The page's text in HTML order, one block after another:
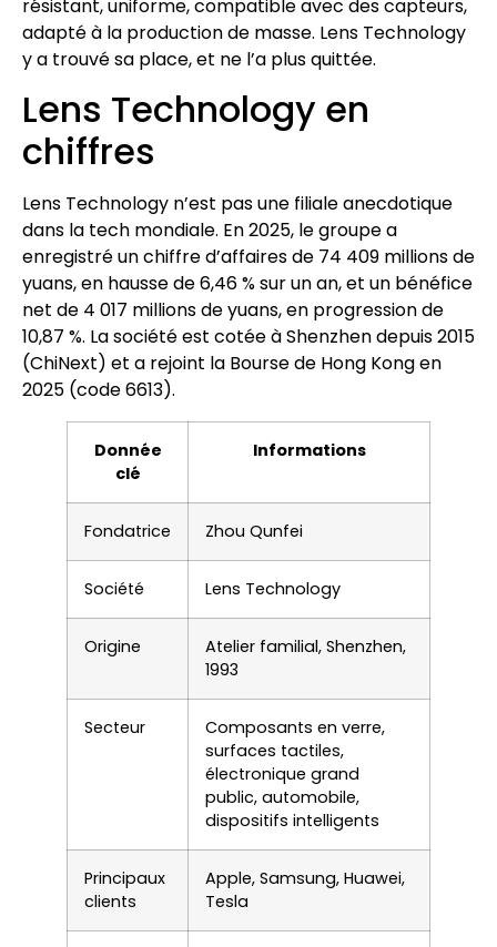
résistant, uniforme, compatible avec des capteurs,
adapté à la production de masse. Lens Technology
y a trouvé sa place, et ne l’a plus quittée.
Lens Technology en
chiffres
Lens Technology n’est pas une filiale anecdotique
dans la tech mondiale. En 2025, le groupe a
enregistré un chiffre d’affaires de 74 409 millions de
yuans, en hausse de 6,46 % sur un an, et un bénéfice
net de 4 017 millions de yuans, en progression de
10,87 %. La société est cotée à Shenzhen depuis 2015
(ChiNext) et a rejoint la Bourse de Hong Kong en
2025 (code 6613).
Donnée
clé
Informations
Fondatrice Zhou Qunfei
Société Lens Technology
Origine
Atelier familial, Shenzhen,
1993
Secteur
Composants en verre,
surfaces tactiles,
électronique grand
public, automobile,
dispositifs intelligents
Principaux
clients
Apple, Samsung, Huawei,
Tesla